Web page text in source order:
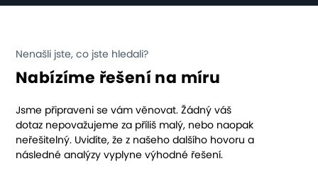
Nenašli jste, co jste hledali?
Nabízíme řešení na míru
Jsme připraveni se vám věnovat. Žádný váš
dotaz nepovažujeme za příliš malý, nebo naopak
neřešitelný. Uvidíte, že z našeho dalšího hovoru a
následné analýzy vyplyne výhodné řešení.